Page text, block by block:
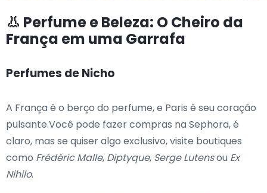
👃 Perfume e Beleza: O Cheiro da
França em uma Garrafa
Perfumes de Nicho
A França é o berço do perfume, e Paris é seu coração
pulsante.Você pode fazer compras na Sephora, é
claro, mas se quiser algo exclusivo, visite boutiques
como Frédéric Malle, Diptyque, Serge Lutensou Ex
Nihilo.